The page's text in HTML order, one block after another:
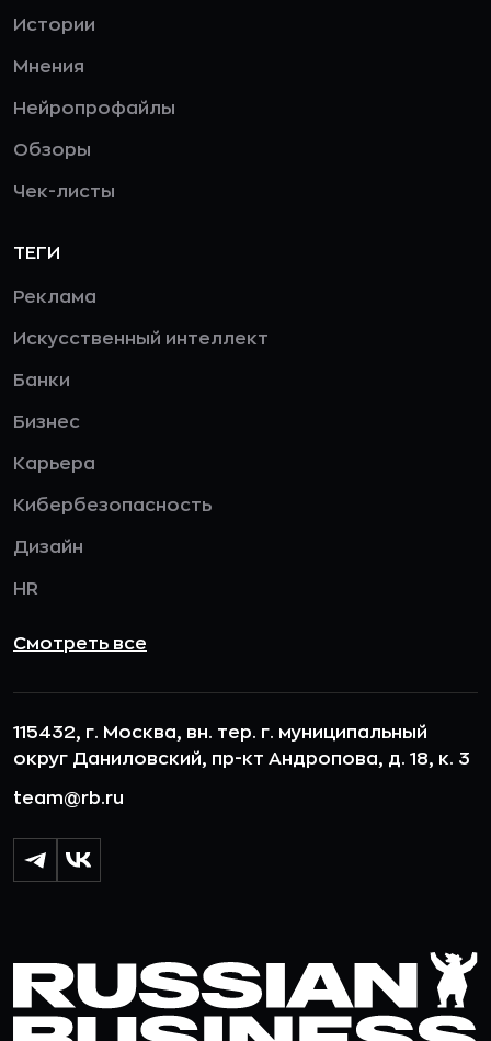
Истории
Мнения
Нейропрофайлы
Обзоры
Чек-листы
ТЕГИ
Реклама
Искусственный интеллект
Банки
Бизнес
Карьера
Кибербезопасность
Дизайн
HR
Смотреть все
115432, г. Москва, вн. тер. г. муниципальный
округ Даниловский, пр-кт Андропова, д. 18, к. 3
team@rb.ru